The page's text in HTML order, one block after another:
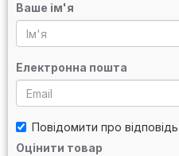
Ваше ім'я
Електронна пошта
Повідомити про відповідь
Оцінити товар